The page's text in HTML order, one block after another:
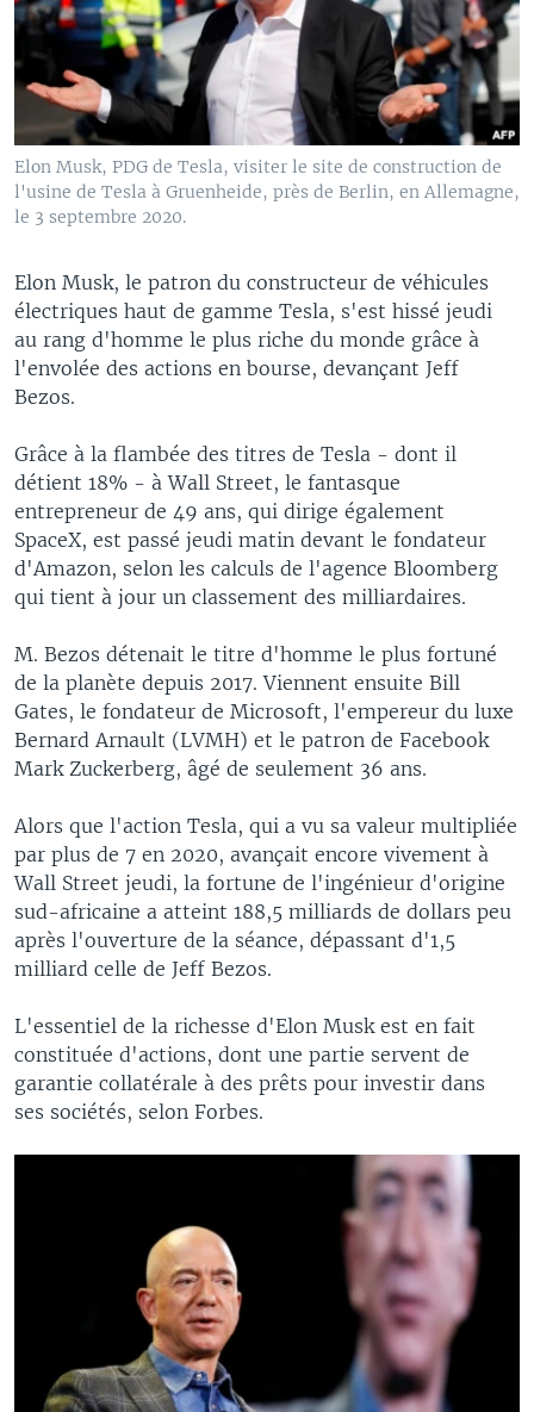
Elon Musk, PDG de Tesla, visiter le site de construction de
l'usine de Tesla à Gruenheide, près de Berlin, en Allemagne,
le 3 septembre 2020.
Elon Musk, le patron du constructeur de véhicules
électriques haut de gamme Tesla, s'est hissé jeudi
au rang d'homme le plus riche du monde grâce à
l'envolée des actions en bourse, devançant Jeff
Bezos.
Grâce à la flambée des titres de Tesla - dont il
détient 18% - à Wall Street, le fantasque
entrepreneur de 49 ans, qui dirige également
SpaceX, est passé jeudi matin devant le fondateur
d'Amazon, selon les calculs de l'agence Bloomberg
qui tient à jour un classement des milliardaires.
M. Bezos détenait le titre d'homme le plus fortuné
de la planète depuis 2017. Viennent ensuite Bill
Gates, le fondateur de Microsoft, l'empereur du luxe
Bernard Arnault (LVMH) et le patron de Facebook
Mark Zuckerberg, âgé de seulement 36 ans.
Alors que l'action Tesla, qui a vu sa valeur multipliée
par plus de 7 en 2020, avançait encore vivement à
Wall Street jeudi, la fortune de l'ingénieur d'origine
sud-africaine a atteint 188,5 milliards de dollars peu
après l'ouverture de la séance, dépassant d'1,5
milliard celle de Jeff Bezos.
L'essentiel de la richesse d'Elon Musk est en fait
constituée d'actions, dont une partie servent de
garantie collatérale à des prêts pour investir dans
ses sociétés, selon Forbes.